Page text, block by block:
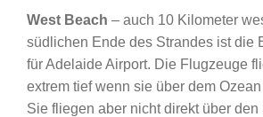
West Beach – auch 10 Kilometer
südlichen Ende des Strandes ist die
für Adelaide Airport. Die Flugzeuge
extrem tief wenn sie über dem
Sie fliegen aber nicht direkt über den